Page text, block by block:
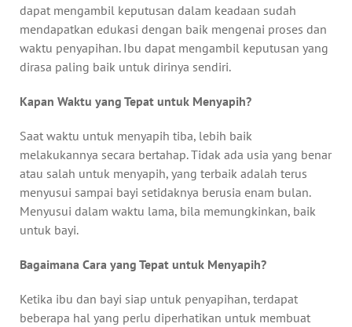
dapat mengambil keputusan dalam keadaan sudah
mendapatkan edukasi dengan baik mengenai proses dan
waktu penyapihan. Ibu dapat mengambil keputusan yang
dirasa paling baik untuk dirinya sendiri.
Kapan Waktu yang Tepat untuk Menyapih?
Saat waktu untuk menyapih tiba, lebih baik
melakukannya secara bertahap. Tidak ada usia yang benar
atau salah untuk menyapih, yang terbaik adalah terus
menyusui sampai bayi setidaknya berusia enam bulan.
Menyusui dalam waktu lama, bila memungkinkan, baik
untuk bayi.
Bagaimana Cara yang Tepat untuk Menyapih?
Ketika ibu dan bayi siap untuk penyapihan, terdapat
beberapa hal yang perlu diperhatikan untuk membuat